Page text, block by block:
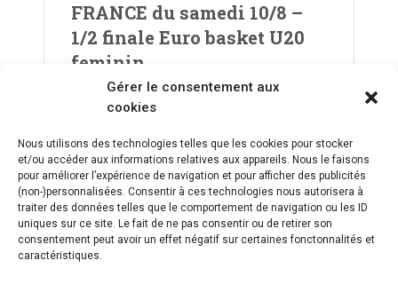
Gérer le consentement aux
cookies
Nous utilisons des technologies telles que les cookies pour stocker
et/ou accéder aux informations relatives aux appareils. Nous le faisons
pour améliorer l’expérience de navigation et pour afficher des publicités
(non-)personnalisées. Consentir à ces technologies nous autorisera à
traiter des données telles que le comportement de navigation ou les ID
uniques sur ce site. Le fait de ne pas consentir ou de retirer son
consentement peut avoir un effet négatif sur certaines fonctonnalités et
caractéristiques.
FRANCE du samedi 10/8 –
1/2 finale Euro basket U20
feminin
PREV 3 7
9 … 13 NEXT